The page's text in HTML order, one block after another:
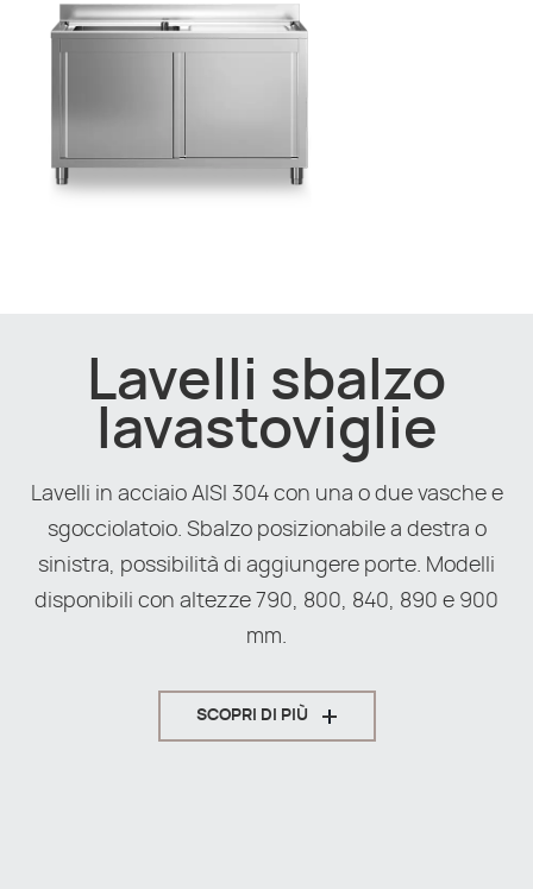
Lavelli sbalzo
lavastoviglie
Lavelli in acciaio AISI 304 con una o due vasche e
sgocciolatoio. Sbalzo posizionabile a destra o
sinistra, possibilità di aggiungere porte. Modelli
disponibili con altezze 790, 800, 840, 890 e 900
mm.
SCOPRI DI PIÙ